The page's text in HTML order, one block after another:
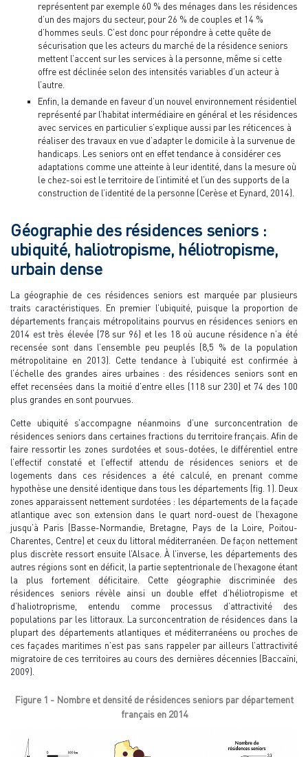
représentent par exemple 60 % des ménages dans les résidences
d’un des majors du secteur, pour 26 % de couples et 14 %
d’hommes seuls. C’est donc pour répondre à cette quête de
sécurisation que les acteurs du marché de la résidence seniors
mettent l’accent sur les services à la personne, même si cette
offre est déclinée selon des intensités variables d’un acteur à
l’autre.
Enfin, la demande en faveur d’un nouvel environnement résidentiel
représenté par l’habitat intermédiaire en général et les résidences
avec services en particulier s’explique aussi par les réticences à
réaliser des travaux en vue d’adapter le domicile à la survenue de
handicaps. Les seniors ont en effet tendance à considérer ces
adaptations comme une atteinte à leur identité, dans la mesure où
le chez-soi est le territoire de l’intimité et l’un des supports de la
construction de l’identité de la personne (Cerèse et Eynard, 2014).
Géographie des résidences seniors :
ubiquité, haliotropisme, héliotropisme,
urbain dense
La géographie de ces résidences seniors est marquée par plusieurs
traits caractéristiques. En premier l’ubiquité, puisque la proportion de
départements français métropolitains pourvus en résidences seniors en
2014 est très élevée (78 sur 96) et les 18 où aucune résidence n’a été
recensée sont dans l’ensemble peu peuplés (8,5 % de la population
métropolitaine en 2013). Cette tendance à l’ubiquité est confirmée à
l’échelle des grandes aires urbaines : des résidences seniors sont en
effet recensées dans la moitié d’entre elles (118 sur 230) et 74 des 100
plus grandes en sont pourvues.
Cette ubiquité s’accompagne néanmoins d’une surconcentration de
résidences seniors dans certaines fractions du territoire français. Afin de
faire ressortir les zones surdotées et sous-dotées, le différentiel entre
l’effectif constaté et l’effectif attendu de résidences seniors et de
logements dans ces résidences a été calculé, en prenant comme
hypothèse une densité identique dans tous les départements (fig. 1). Deux
zones apparaissent nettement surdotées : les départements de la façade
atlantique avec son extension dans le quart nord-ouest de l’hexagone
jusqu’à Paris (Basse-Normandie, Bretagne, Pays de la Loire, Poitou-
Charentes, Centre) et ceux du littoral méditerranéen. De façon nettement
plus discrète ressort ensuite l’Alsace. À l’inverse, les départements des
autres régions sont en déficit, la partie septentrionale de l’hexagone étant
la plus fortement déficitaire. Cette géographie discriminée des
résidences seniors révèle ainsi un double effet d’héliotropisme et
d’haliotroprisme, entendu comme processus d’attractivité des
populations par les littoraux. La surconcentration de résidences dans la
plupart des départements atlantiques et méditerranéens ou proches de
ces façades maritimes n’est pas sans rappeler par ailleurs l’attractivité
migratoire de ces territoires au cours des dernières décennies (Baccaïni,
2009).
Figure 1 - Nombre et densité de résidences seniors par département
français en 2014